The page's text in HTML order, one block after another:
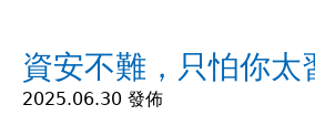
這
資安不難，只怕你太
2025.06.30 發佈